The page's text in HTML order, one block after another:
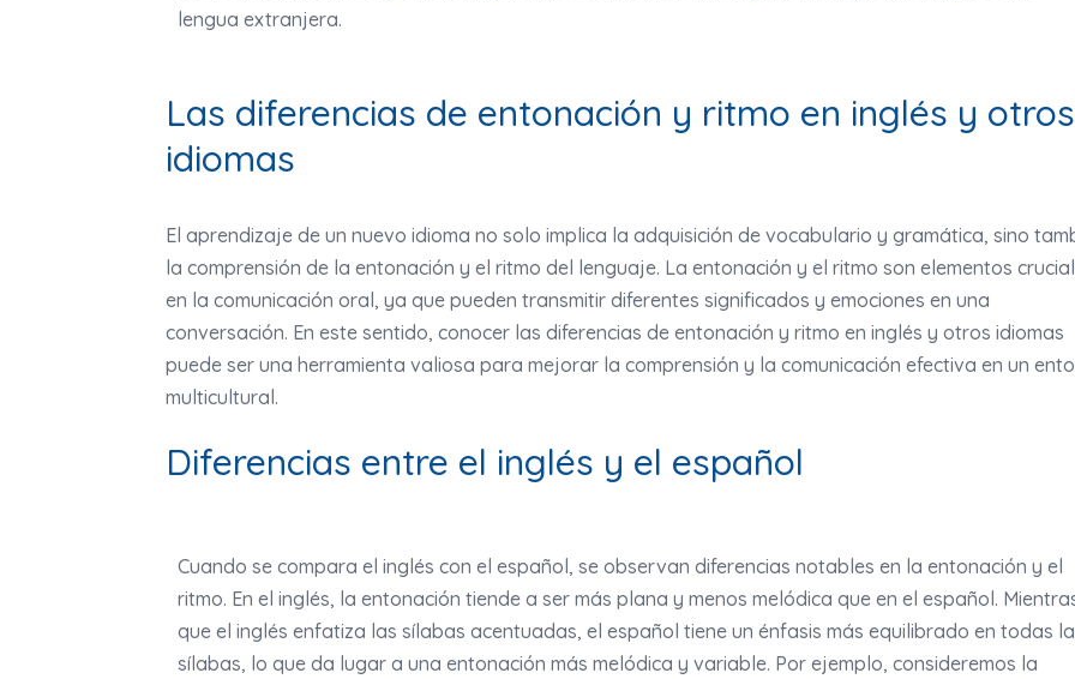
lengua extranjera.
Las diferencias de entonación y ritmo en inglés y otros
idiomas
El aprendizaje de un nuevo idioma no solo implica la adquisición de vocabulario y gramática, sino
la comprensión de la entonación y el ritmo del lenguaje. La entonación y el ritmo son elementos
en la comunicación oral, ya que pueden transmitir diferentes significados y emociones en una
conversación. En este sentido, conocer las diferencias de entonación y ritmo en inglés y otros idiomas
puede ser una herramienta valiosa para mejorar la comprensión y la comunicación efectiva en un
multicultural.
Diferencias entre el inglés y el español
Cuando se compara el inglés con el español, se observan diferencias notables en la entonación y el
ritmo. En el inglés, la entonación tiende a ser más plana y menos melódica que en el español.
que el inglés enfatiza las sílabas acentuadas, el español tiene un énfasis más equilibrado en todas
sílabas, lo que da lugar a una entonación más melódica y variable. Por ejemplo, consideremos la